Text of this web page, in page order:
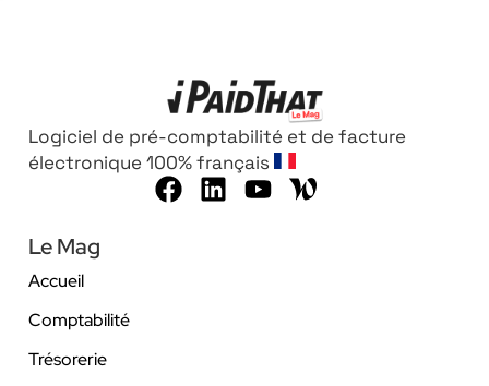
Logiciel de pré-comptabilité et de facture
électronique 100% français
Le Mag
Accueil
Comptabilité
Trésorerie